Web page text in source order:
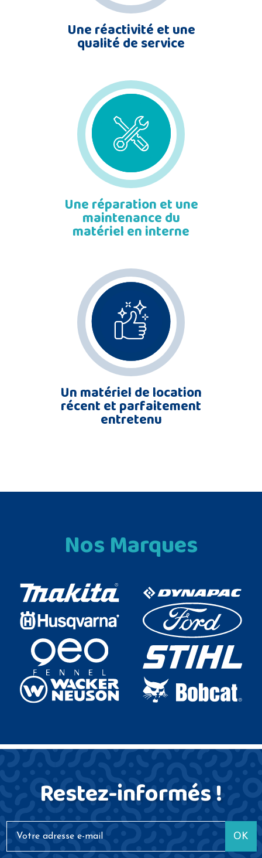
Une réactivité et une
qualité de service
Une réparation et une
maintenance du
matériel en interne
Un matériel de location
récent et parfaitement
entretenu
Nos Marques
Restez-informés !
OK